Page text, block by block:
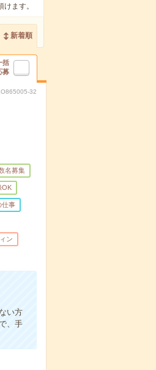
ます。
新着順
括
募
32
名募集
OK
仕事
ン
い方
、手